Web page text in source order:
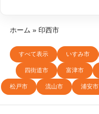
ホーム » 印西市
すべて表示 いすみ市
四街道市 富津市
松戸市 流山市 浦安市